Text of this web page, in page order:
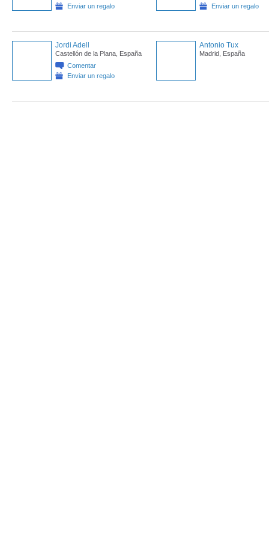
Enviar un regalo
Enviar un regalo
Jordi Adell
Castellón de la Plana, España
Comentar
Enviar un regalo
Antonio Tux
Madrid, España